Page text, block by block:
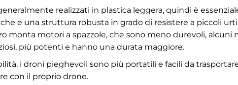
realizzati in plastica leggera, quindi è
e una struttura robusta in grado di resistere a piccoli
monta motori a spazzole, che sono meno durevoli, alcuni
più potenti e hanno una durata maggiore.
i droni pieghevoli sono più portatili e facili da
con il proprio drone.